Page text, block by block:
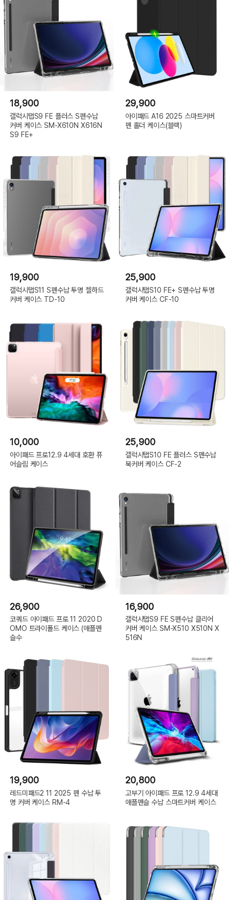
18,900
갤럭시탭S9 FE 플러스 S펜수납
커버 케이스 SM-X610N X616N
S9 FE+
29,900
아이패드 A16 2025 스마트커버
펜 홀더 케이스(블랙)
19,900
갤럭시탭S11 S펜수납 투명 젤하드
커버 케이스 TD-10
25,900
갤럭시탭S10 FE+ S펜수납 투명
커버 케이스 CF-10
10,000
아이패드 프로12.9 4세대 호환 퓨
어슬림 케이스
25,900
갤럭시탭S10 FE 플러스 S펜수납
북커버 케이스 CF-2
26,900
코쿼드 아이패드 프로 11 2020 D
OMO 트라이폴드 케이스 (애플펜
슬수
16,900
갤럭시탭S9 FE S펜수납 클리어
커버 케이스 SM-X510 X510N X
516N
19,900
레드미패드2 11 2025 펜 수납 투
명 커버 케이스 RM-4
20,800
고부기 아이패드 프로 12.9 4세대
애플펜슬 수납 스마트커버 케이스